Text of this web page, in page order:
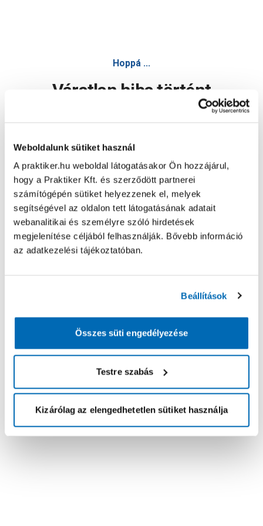
Weboldalunk sütiket használ
A praktiker.hu weboldal látogatásakor Ön hozzájárul,
hogy a Praktiker Kft. és szerződött partnerei
számítógépén sütiket helyezzenek el, melyek
segítségével az oldalon tett látogatásának adatait
webanalitikai és személyre szóló hirdetések
megjelenítése céljából felhasználják. Bővebb információ
az adatkezelési tájékoztatóban.
Beállítások
Összes süti engedélyezése
Testre szabás
Kizárólag az elengedhetetlen sütiket használja
Hoppá ...
Váratlan hiba történt
Oldal újratöltése